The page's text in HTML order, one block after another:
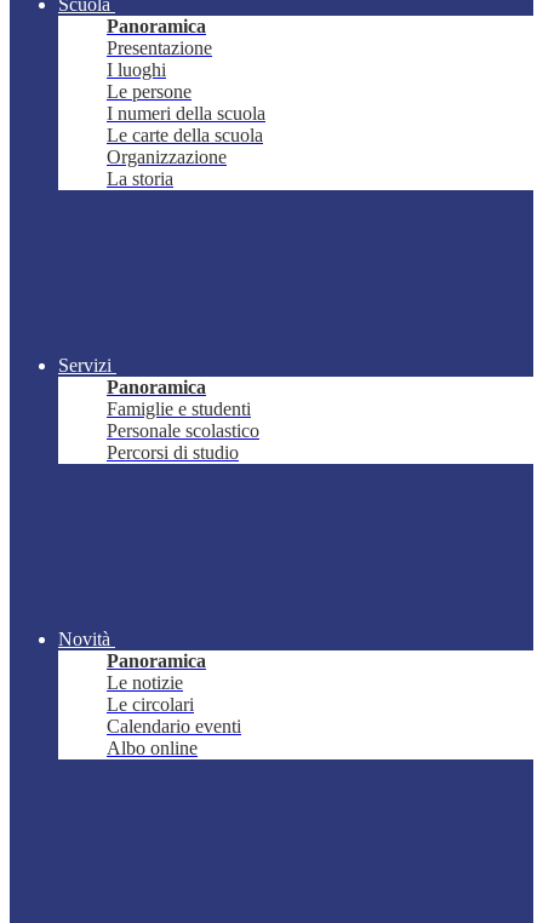
Scuola
Panoramica
Presentazione
I luoghi
Le persone
I numeri della scuola
Le carte della scuola
Organizzazione
La storia
Servizi
Panoramica
Famiglie e studenti
Personale scolastico
Percorsi di studio
Novità
Panoramica
Le notizie
Le circolari
Calendario eventi
Albo online